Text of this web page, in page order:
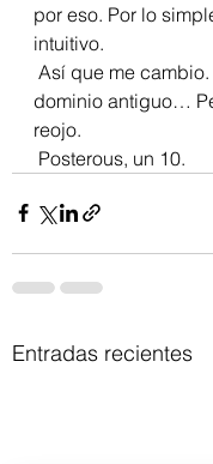
por eso. Por lo
intuitivo.
dominio antiguo…
reojo.
Posterous, un 10.
Entradas recientes